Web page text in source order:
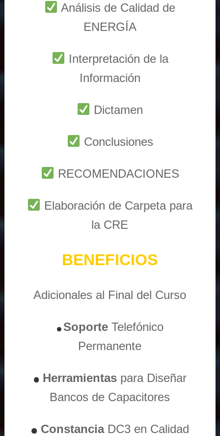
Análisis de Calidad de
ENERGÍA
Interpretación de la
Información
Dictamen
Conclusiones
RECOMENDACIONES
Elaboración de Carpeta para
la CRE
BENEFICIOS
Adicionales al Final del Curso
Soporte Telefónico
Permanente
Herramientas para Diseñar
Bancos de Capacitores
ConstanciaDC3 en Calidad